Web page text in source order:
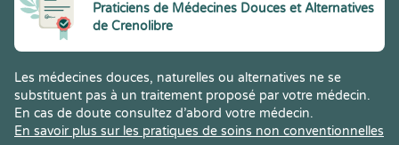
Praticiens de Médecines Douces et Alternatives
de Crenolibre
Les médecines douces, naturelles ou alternatives ne se
substituent pas à un traitement proposé par votre médecin.
En cas de doute consultez d’abord votre médecin.
En savoir plus sur les pratiques de soins non conventionnelles